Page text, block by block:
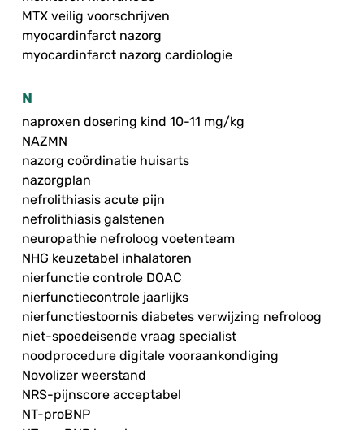
MTX veilig voorschrijven
myocardinfarct nazorg
myocardinfarct nazorg cardiologie
N
naproxen dosering kind 10-11 mg/kg
NAZMN
nazorg coördinatie huisarts
nazorgplan
nefrolithiasis acute pijn
nefrolithiasis galstenen
neuropathie nefroloog voetenteam
NHG keuzetabel inhalatoren
nierfunctie controle DOAC
nierfunctiecontrole jaarlijks
nierfunctiestoornis diabetes verwijzing nefroloog
niet-spoedeisende vraag specialist
noodprocedure digitale vooraankondiging
Novolizer weerstand
NRS-pijnscore acceptabel
NT-proBNP